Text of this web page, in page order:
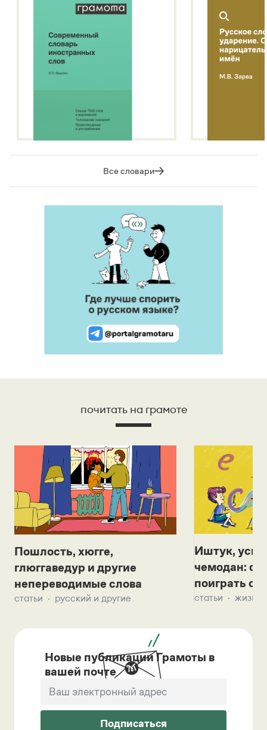
Все словари
почитать на грамоте
Пошлость, хюгге,
глюггаведур и другие
непереводимые слова
статьи русский и другие
Иштук,
чемодан:
поиграть с
статьи жизнь
Новые публикации Грамоты в
вашей почте
Подписаться